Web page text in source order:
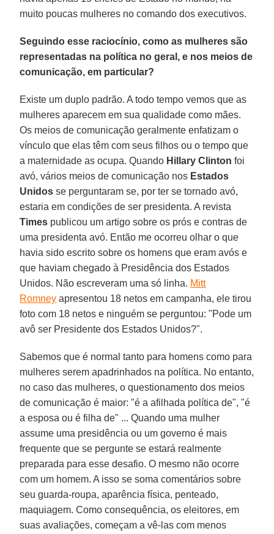
muito poucas mulheres no comando dos executivos.
Seguindo esse raciocínio, como as mulheres são
representadas na política no geral, e nos meios de
comunicação, em particular?
Existe um duplo padrão. A todo tempo vemos que as
mulheres aparecem em sua qualidade como mães.
Os meios de comunicação geralmente enfatizam o
vínculo que elas têm com seus filhos ou o tempo que
a maternidade as ocupa. Quando Hillary Clinton foi
avó, vários meios de comunicação nos Estados
Unidos se perguntaram se, por ter se tornado avó,
estaria em condições de ser presidenta. A revista
Times publicou um artigo sobre os prós e contras de
uma presidenta avó. Então me ocorreu olhar o que
havia sido escrito sobre os homens que eram avós e
que haviam chegado à Presidência dos Estados
Unidos. Não escreveram uma só linha. Mitt
Romney apresentou 18 netos em campanha, ele tirou
foto com 18 netos e ninguém se perguntou: "Pode um
avô ser Presidente dos Estados Unidos?".
Sabemos que é normal tanto para homens como para
mulheres serem apadrinhados na política. No entanto,
no caso das mulheres, o questionamento dos meios
de comunicação é maior: "é a afilhada política de", "é
a esposa ou é filha de" ... Quando uma mulher
assume uma presidência ou um governo é mais
frequente que se pergunte se estará realmente
preparada para esse desafio. O mesmo não ocorre
com um homem. A isso se soma comentários sobre
seu guarda-roupa, aparência física, penteado,
maquiagem. Como consequência, os eleitores, em
suas avaliações, começam a vê-las com menos